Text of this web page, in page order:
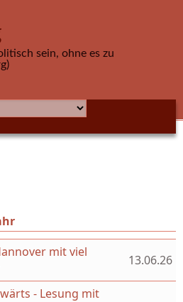
sein, ohne es zu
Reiter)
mit viel
13.06.26
- Lesung mit